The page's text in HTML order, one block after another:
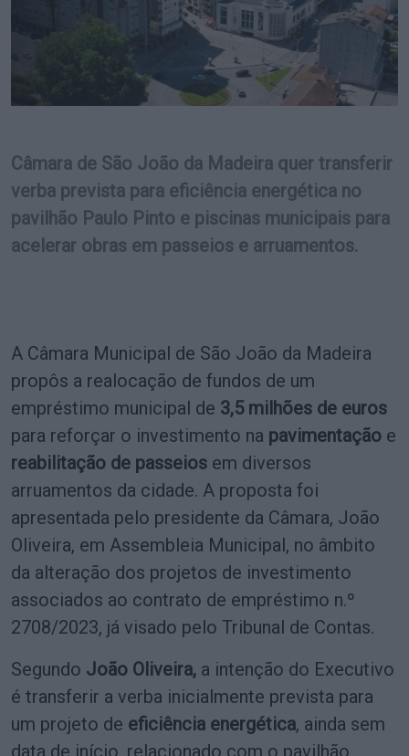
Câmara de São João da Madeira quer transferir
verba prevista para eficiência energética no
pavilhão Paulo Pinto e piscinas municipais para
acelerar obras em passeios e arruamentos.
A Câmara Municipal de São João da Madeira
propôs a realocação de fundos de um
empréstimo municipal de 3,5 milhões de euros
para reforçar o investimento na pavimentação e
reabilitação de passeios em diversos
arruamentos da cidade. A proposta foi
apresentada pelo presidente da Câmara, João
Oliveira, em Assembleia Municipal, no âmbito
da alteração dos projetos de investimento
associados ao contrato de empréstimo n.º
2708/2023, já visado pelo Tribunal de Contas.
Segundo João Oliveira, a intenção do Executivo
é transferir a verba inicialmente prevista para
um projeto de eficiência energética, ainda sem
data de início, relacionado com o pavilhão